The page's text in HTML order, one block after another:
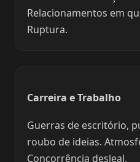
Relacionamentos em
Ruptura.
Carreira e Trabalho
Guerras de escritório,
roubo de ideias.
Concorrência desleal.